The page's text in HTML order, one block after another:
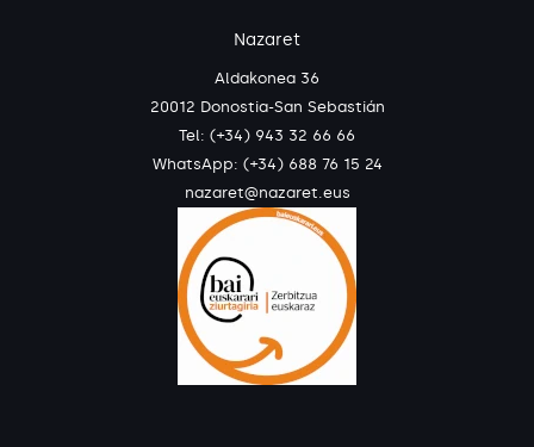
Nazaret
Aldakonea 36
20012 Donostia-San Sebastián
Tel: (+34) 943 32 66 66
WhatsApp: (+34) 688 76 15 24
nazaret@nazaret.eus